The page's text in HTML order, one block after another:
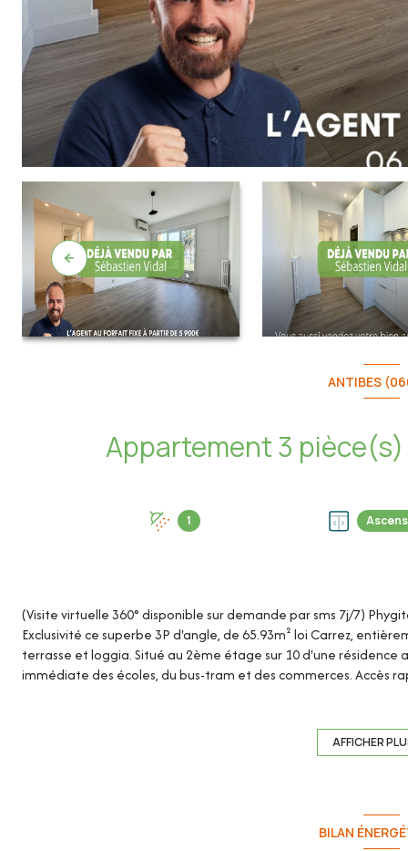
ANTIBES
1
(Visite virtuelle 360° disponible sur demande par sms 7j/7)
Exclusivité ce superbe 3P d'angle, de 65.93m² loi Carrez,
terrasse et loggia. Situé au 2ème étage sur 10 d'une
immédiate des écoles, du bus-tram et des commerces. Accès
Nombreuses places de parkings visiteurs dans la résidence.
AFFICHER
BILAN